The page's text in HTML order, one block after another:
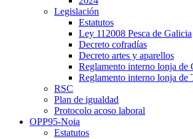
Legislación
Estatutos
Ley 112008 Pesca de Galicia
Decreto cofradías
Decreto artes y aparellos
Reglamento interno lonja de
Reglamento interno lonja de
RSC
Plan de igualdad
Protocolo acoso laboral
OPP95-Noia
Estatutos